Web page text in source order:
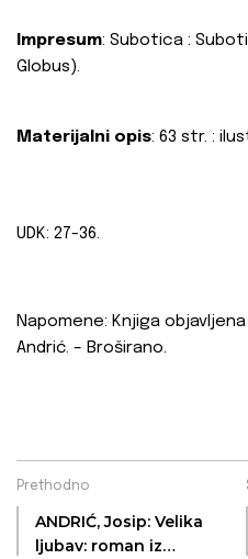
Impresum: Subotica :
Globus).
Materijalni opis: 63 str. :
UDK: 27-36.
Napomene: Knjiga
Andrić. – Broširano.
Prethodno
ANDRIĆ, Josip: Velika
ljubav: roman iz